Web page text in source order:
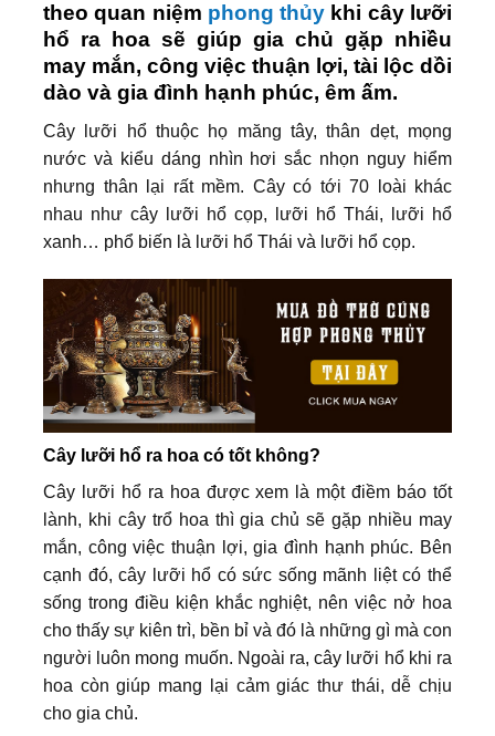
theo quan niệm phong thủy khi cây lưỡi
hổ ra hoa sẽ giúp gia chủ gặp nhiều
may mắn, công việc thuận lợi, tài lộc dồi
dào và gia đình hạnh phúc, êm ấm.
Cây lưỡi hổ thuộc họ măng tây, thân dẹt, mọng
nước và kiểu dáng nhìn hơi sắc nhọn nguy hiểm
nhưng thân lại rất mềm. Cây có tới 70 loài khác
nhau như cây lưỡi hổ cọp, lưỡi hổ Thái, lưỡi hổ
xanh… phổ biến là lưỡi hổ Thái và lưỡi hổ cọp.
Cây lưỡi hổ ra hoa có tốt không?
Cây lưỡi hổ ra hoa được xem là một điềm báo tốt
lành, khi cây trổ hoa thì gia chủ sẽ gặp nhiều may
mắn, công việc thuận lợi, gia đình hạnh phúc. Bên
cạnh đó, cây lưỡi hổ có sức sống mãnh liệt có thể
sống trong điều kiện khắc nghiệt, nên việc nở hoa
cho thấy sự kiên trì, bền bỉ và đó là những gì mà con
người luôn mong muốn. Ngoài ra, cây lưỡi hổ khi ra
hoa còn giúp mang lại cảm giác thư thái, dễ chịu
cho gia chủ.